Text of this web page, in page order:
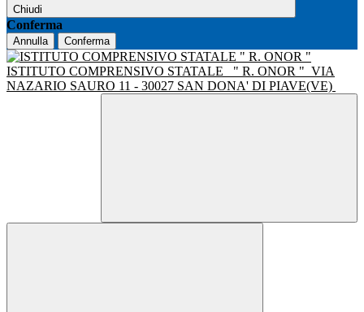
Chiudi
Conferma
Annulla Conferma
ISTITUTO COMPRENSIVO STATALE " R. ONOR " VIA
NAZARIO SAURO 11 - 30027 SAN DONA' DI PIAVE(VE)